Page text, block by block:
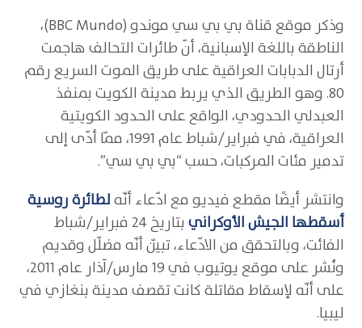
وذكر موقع قناة بي بي سي موندو (BBC Mundo)،
الناطقة باللغة الإسبانية، أنّ طائرات التحالف هاجمت
أرتال الدبابات العراقية على طريق الموت السريع رقم
80. وهو الطريق الذي يربط مدينة الكويت بمنفذ
العبدلي الحدودي، الواقع على الحدود الكويتية
العراقية، في فبراير/شباط عام 1991، ممّا أدّى إلى
تدمير مئات المركبات، حسب “بي بي سي”.
وانتشر أيضًا مقطع فيديو مع ادّعاء أنّهلطائرة روسية
أسقطها الجيش الأوكراني
بتاريخ 24 فبراير/شباط
الفائت، وبالتحقق من الادّعاء، تبيّن أنّه مضلّل وقديم
ونُشر على موقع يوتيوب في 19 مارس/آذار عام 2011،
على أنّه لإسقاط مقاتلة كانت تقصف مدينة بنغازي في
ليبيا.